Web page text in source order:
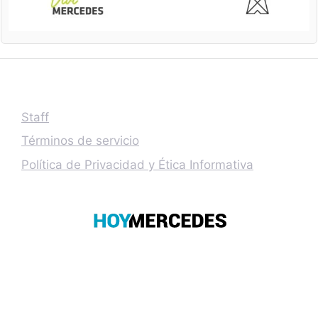
Staff
Términos de servicio
Política de Privacidad y Ética Informativa